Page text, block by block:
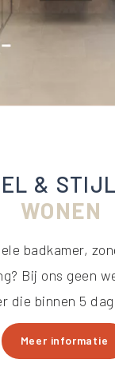
&
WONEN
badkamer,
Bij ons geen
die binnen 5
Meer informatie